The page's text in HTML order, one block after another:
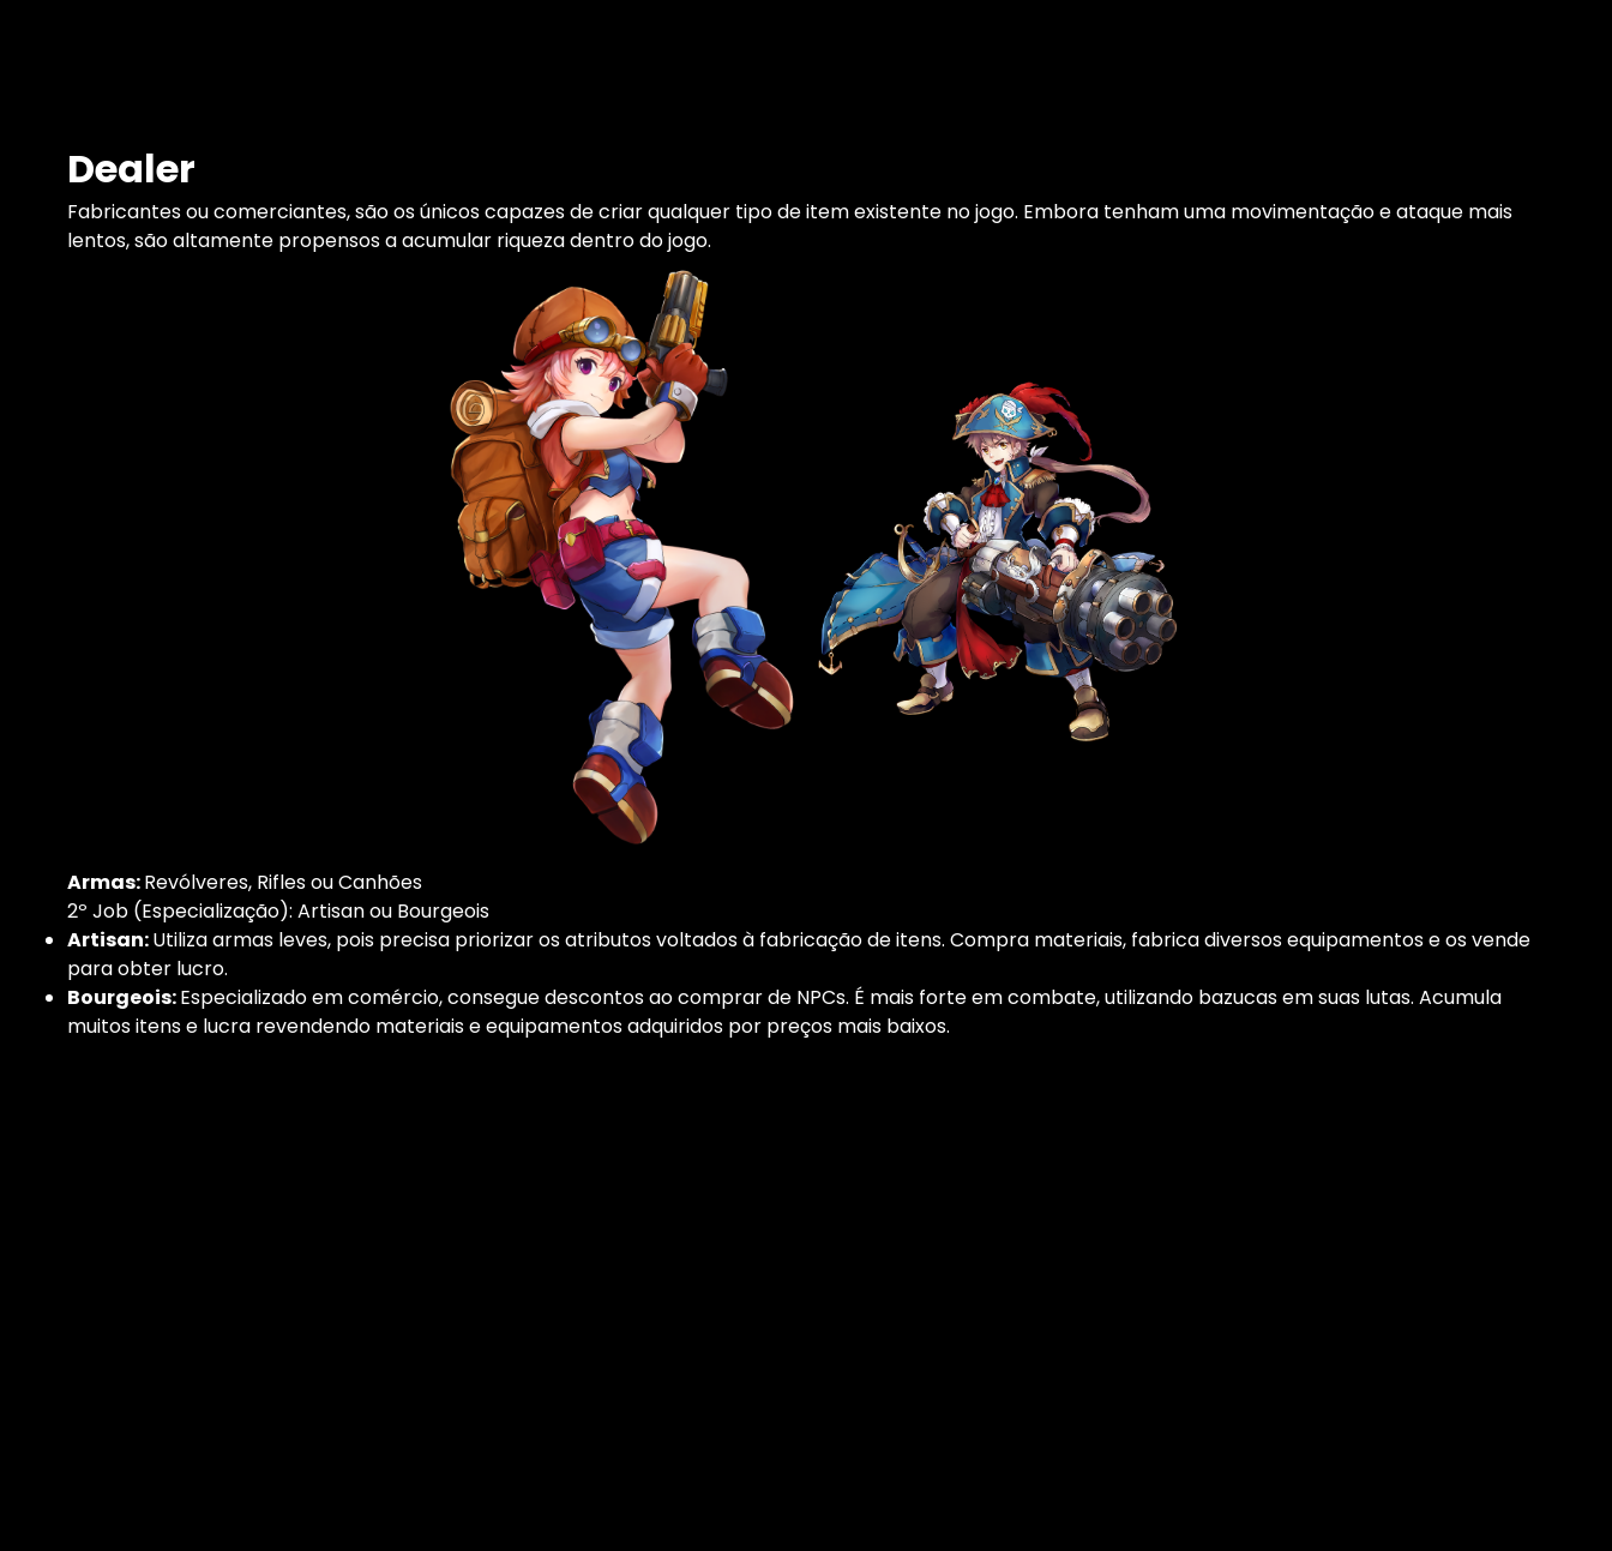
Dealer
Fabricantes ou comerciantes, são os únicos capazes de criar qualquer tipo de item existente no jogo. Embora tenham uma movimentação e ataque mais
lentos, são altamente propensos a acumular riqueza dentro do jogo.
Armas:Revólveres, Rifles ou Canhões
2º Job (Especialização): Artisan ou Bourgeois
Artisan:Utiliza armas leves, pois precisa priorizar os atributos voltados à fabricação de itens. Compra materiais, fabrica diversos equipamentos e os vende
para obter lucro.
Bourgeois:Especializado em comércio, consegue descontos ao comprar de NPCs. É mais forte em combate, utilizando bazucas em suas lutas. Acumula
muitos itens e lucra revendendo materiais e equipamentos adquiridos por preços mais baixos.